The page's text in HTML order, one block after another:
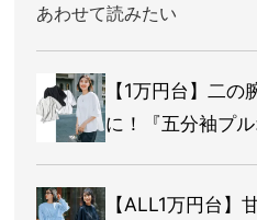
あわせて読みたい
【1万円台】二
に！『五分袖プ
【ALL1万円台】